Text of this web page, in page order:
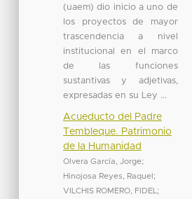
(uaem) dio inicio a uno de
los proyectos de mayor
trascendencia a nivel
institucional en el marco
de las funciones
sustantivas y adjetivas,
expresadas en su Ley ...
Acueducto del Padre
Tembleque. Patrimonio
de la Humanidad
Olvera García, Jorge;
Hinojosa Reyes, Raquel ;
VILCHIS ROMERO, FIDEL ;